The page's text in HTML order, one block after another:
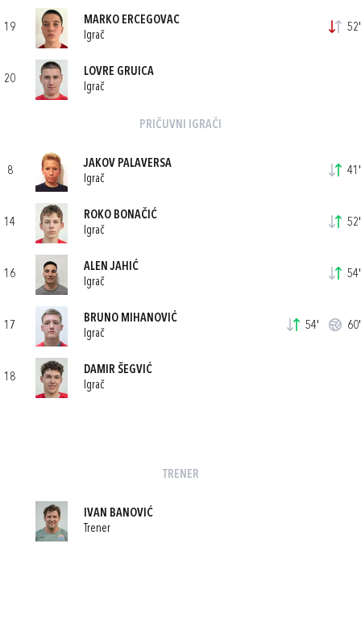
19
MARKO ERCEGOVAC
Igrač
52'
20
LOVRE GRUICA
Igrač
PRIČUVNI IGRAČI
8
JAKOV PALAVERSA
Igrač
41'
14
ROKO BONAČIĆ
Igrač
52'
16
ALEN JAHIĆ
Igrač
54'
17
BRUNO MIHANOVIĆ
Igrač
54' 60'
18
DAMIR ŠEGVIĆ
Igrač
TRENER
IVAN BANOVIĆ
Trener